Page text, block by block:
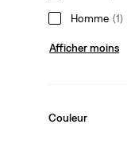
Homme (1)
Afficher moins
Couleur